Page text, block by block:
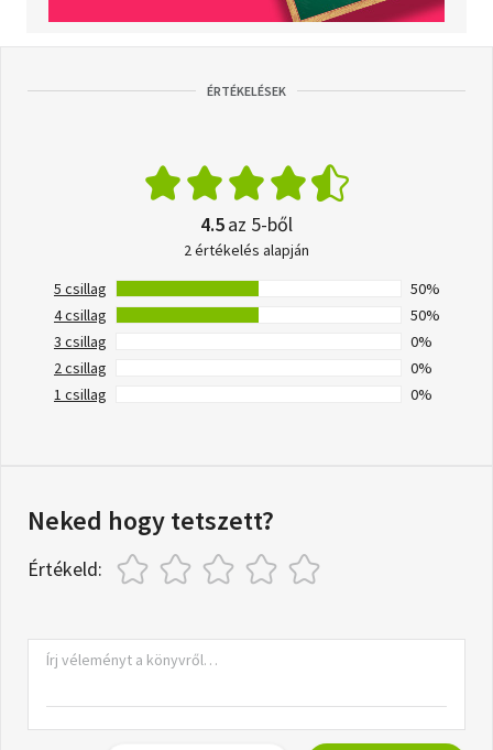
ÉRTÉKELÉSEK
4.5az 5-ből
2 értékelés alapján
5 csillag
50%
4 csillag
50%
3 csillag
0%
2 csillag
0%
1 csillag
0%
Neked hogy tetszett?
Értékeld: